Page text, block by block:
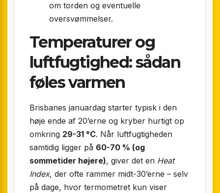
om torden og eventuelle
oversvømmelser.
Temperaturer og
luftfugtighed: sådan
føles varmen
Brisbanes januar­dag starter typisk i den
høje ende af 20’erne og kryber hurtigt op
omkring 29-31 °C. Når luftfugtigheden
samtidig ligger på 60-70 % (og
sommetider højere), giver det en Heat
Index, der ofte rammer midt-30’erne – selv
på dage, hvor termometret kun viser